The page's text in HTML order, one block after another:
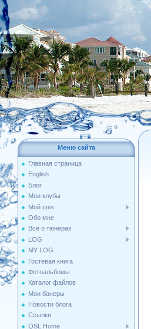
Меню сайта
Главная страница
English
Блог
Мои клубы
Мой шек
Обо мне
Все о тюнерах
LOG
MY LOG
Гостевая книга
Фотоальбомы
Каталог файлов
Мои банеры
Новости блога
Ссылки
QSL Home